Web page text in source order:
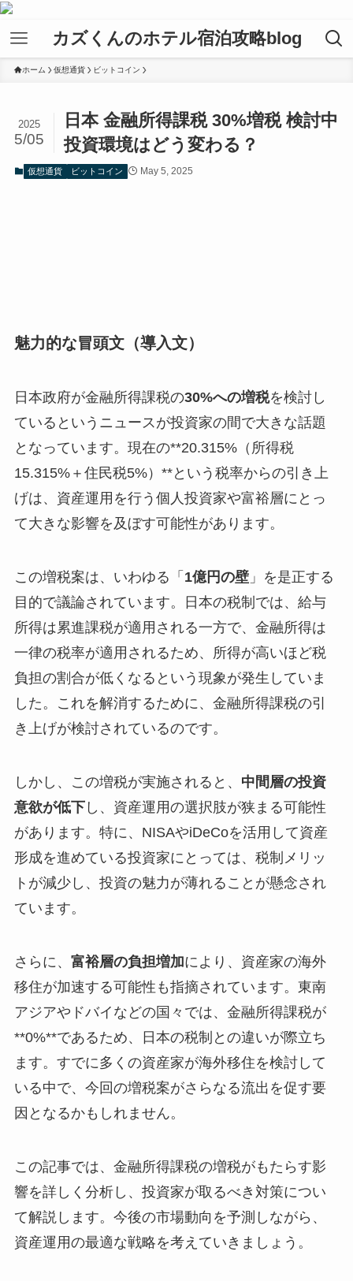
カズくんのホテル宿泊攻略blog
ホーム 仮想通貨 ビットコイン
日本 金融所得課税 30%増税 検討中
投資環境はどう変わる？
2025
5/05
仮想通貨 ビットコイン May 5, 2025
魅力的な冒頭文（導入文）
日本政府が金融所得課税の30%への増税を検討し
ているというニュースが投資家の間で大きな話題
となっています。現在の**20.315%（所得税
15.315%＋住民税5%）**という税率からの引き上
げは、資産運用を行う個人投資家や富裕層にとっ
て大きな影響を及ぼす可能性があります。
この増税案は、いわゆる「 1億円の壁」を是正する
目的で議論されています。日本の税制では、給与
所得は累進課税が適用される一方で、金融所得は
一律の税率が適用されるため、所得が高いほど税
負担の割合が低くなるという現象が発生していま
した。これを解消するために、金融所得課税の引
き上げが検討されているのです。
しかし、この増税が実施されると、 中間層の投資
意欲が低下し、資産運用の選択肢が狭まる可能性
があります。特に、NISAやiDeCoを活用して資産
形成を進めている投資家にとっては、税制メリッ
トが減少し、投資の魅力が薄れることが懸念され
ています。
さらに、 富裕層の負担増加により、資産家の海外
移住が加速する可能性も指摘されています。東南
アジアやドバイなどの国々では、金融所得課税が
**0%**であるため、日本の税制との違いが際立ち
ます。すでに多くの資産家が海外移住を検討して
いる中で、今回の増税案がさらなる流出を促す要
因となるかもしれません。
この記事では、金融所得課税の増税がもたらす影
響を詳しく分析し、投資家が取るべき対策につい
て解説します。今後の市場動向を予測しながら、
資産運用の最適な戦略を考えていきましょう。